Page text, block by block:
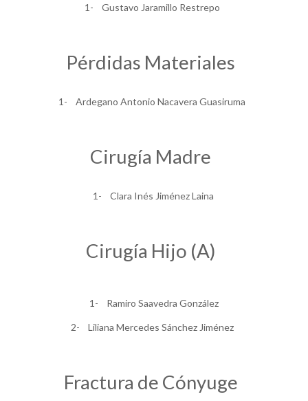
1- Gustavo Jaramillo Restrepo
Pérdidas Materiales
1- Ardegano Antonio Nacavera Guasiruma
Cirugía Madre
1- Clara Inés Jiménez Laina
Cirugía Hijo (A)
1- Ramiro Saavedra González
2- Liliana Mercedes Sánchez Jiménez
Fractura de Cónyuge